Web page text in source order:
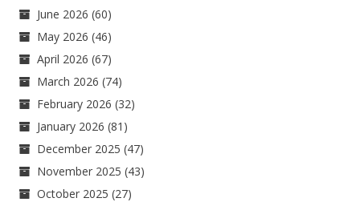
June 2026 (60)
May 2026 (46)
April 2026 (67)
March 2026 (74)
February 2026 (32)
January 2026 (81)
December 2025 (47)
November 2025 (43)
October 2025 (27)